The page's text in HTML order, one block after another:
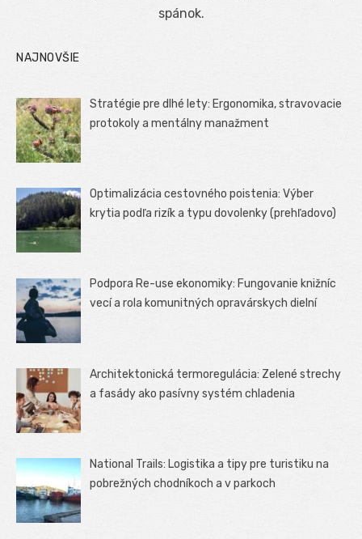
spánok.
NAJNOVŠIE
Stratégie pre dlhé lety: Ergonomika, stravovacie
protokoly a mentálny manažment
Optimalizácia cestovného poistenia: Výber
krytia podľa rizík a typu dovolenky (prehľadovo)
Podpora Re-use ekonomiky: Fungovanie knižníc
vecí a rola komunitných opravárskych dielní
Architektonická termoregulácia: Zelené strechy
a fasády ako pasívny systém chladenia
National Trails: Logistika a tipy pre turistiku na
pobrežných chodníkoch a v parkoch